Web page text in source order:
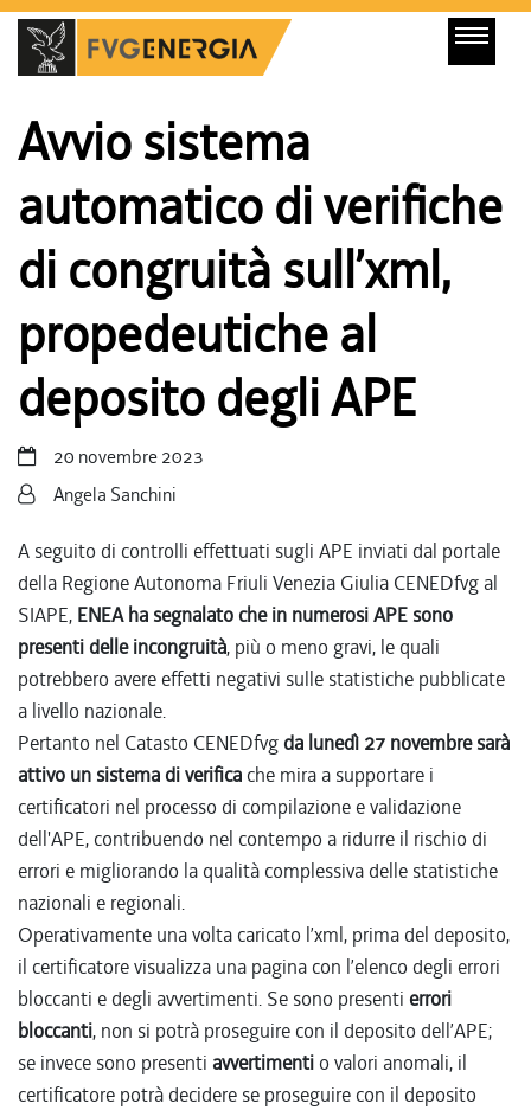
Avvio sistema
automatico di verifiche
di congruità sull’xml,
propedeutiche al
deposito degli APE
20 novembre 2023
Angela Sanchini
A seguito di controlli effettuati sugli APE inviati dal portale
della Regione Autonoma Friuli Venezia Giulia CENEDfvg al
SIAPE, ENEA ha segnalato che in numerosi APE sono
presenti delle incongruità, più o meno gravi, le quali
potrebbero avere effetti negativi sulle statistiche pubblicate
a livello nazionale.
Pertanto nel Catasto CENEDfvg da lunedì 27 novembre sarà
attivo un sistema di verificache mira a supportare i
certificatori nel processo di compilazione e validazione
dell'APE, contribuendo nel contempo a ridurre il rischio di
errori e migliorando la qualità complessiva delle statistiche
nazionali e regionali.
Operativamente una volta caricato l’xml, prima del deposito,
il certificatore visualizza una pagina con l’elenco degli errori
bloccanti e degli avvertimenti. Se sono presenti errori
bloccanti, non si potrà proseguire con il deposito dell’APE;
se invece sono presenti avvertimentio valori anomali, il
certificatore potrà decidere se proseguire con il deposito